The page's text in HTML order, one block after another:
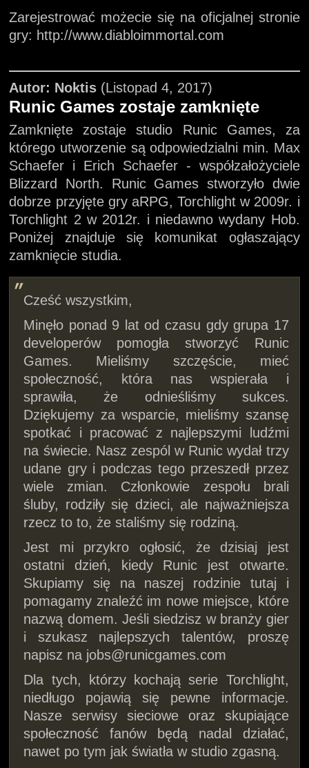
Zarejestrować możecie się na oficjalnej stronie
gry: http://www.diabloimmortal.com
Autor: Noktis (Listopad 4, 2017)
Runic Games zostaje zamknięte
Zamknięte zostaje studio Runic Games, za
którego utworzenie są odpowiedzialni min. Max
Schaefer i Erich Schaefer - współzałożyciele
Blizzard North. Runic Games stworzyło dwie
dobrze przyjęte gry aRPG, Torchlight w 2009r. i
Torchlight 2 w 2012r. i niedawno wydany Hob.
Poniżej znajduje się komunikat ogłaszający
zamknięcie studia.
Cześć wszystkim,
Minęło ponad 9 lat od czasu gdy grupa 17
developerów pomogła stworzyć Runic
Games. Mieliśmy szczęście, mieć
społeczność, która nas wspierała i
sprawiła, że odnieśliśmy sukces.
Dziękujemy za wsparcie, mieliśmy szansę
spotkać i pracować z najlepszymi ludźmi
na świecie. Nasz zespól w Runic wydał trzy
udane gry i podczas tego przeszedł przez
wiele zmian. Członkowie zespołu brali
śluby, rodziły się dzieci, ale najważniejsza
rzecz to to, że staliśmy się rodziną.
Jest mi przykro ogłosić, że dzisiaj jest
ostatni dzień, kiedy Runic jest otwarte.
Skupiamy się na naszej rodzinie tutaj i
pomagamy znaleźć im nowe miejsce, które
nazwą domem. Jeśli siedzisz w branży gier
i szukasz najlepszych talentów, proszę
napisz na jobs@runicgames.com
Dla tych, którzy kochają serie Torchlight,
niedługo pojawią się pewne informacje.
Nasze serwisy sieciowe oraz skupiające
społeczność fanów będą nadal działać,
nawet po tym jak światła w studio zgasną.